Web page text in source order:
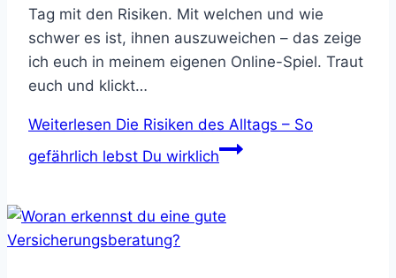
Tag mit den Risiken. Mit welchen und wie
schwer es ist, ihnen auszuweichen – das zeige
ich euch in meinem eigenen Online-Spiel. Traut
euch und klickt…
Weiterlesen Die Risiken des Alltags – So
gefährlich lebst Du wirklich